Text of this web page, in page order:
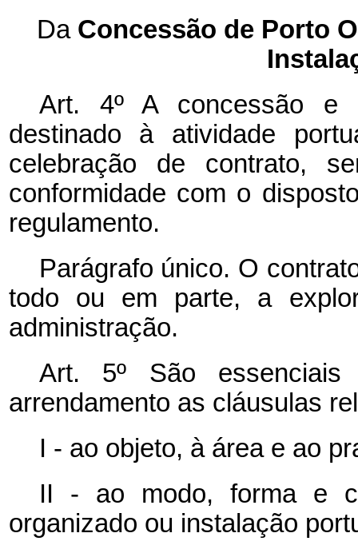
Da Concessão de Porto
Art. 4º A concessão e
destinado à atividade
celebração de contrato,
conformidade com o
regulamento.
Parágrafo único. O
todo ou em parte, a
administração.
Art. 5º São
arrendamento as cláusulas
I - ao objeto, à área e ao
II - ao modo, forma e
organizado ou instalação